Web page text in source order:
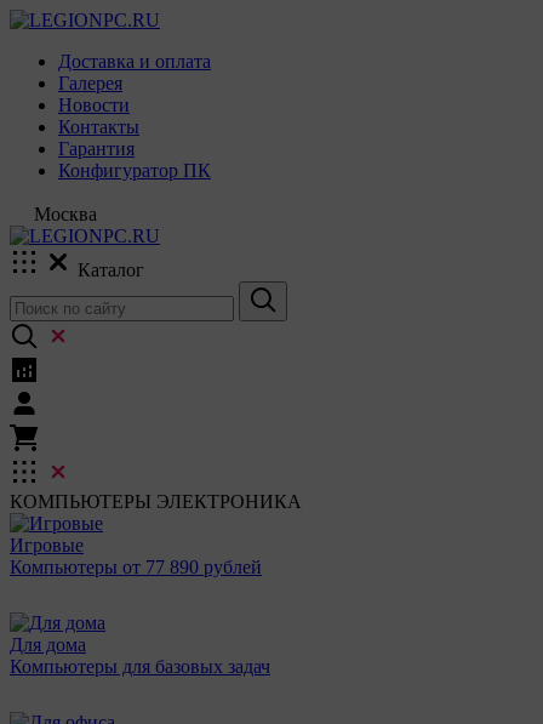
Доставка и оплата
Галерея
Новости
Контакты
Гарантия
Конфигуратор ПК
Москва
Каталог
КОМПЬЮТЕРЫ ЭЛЕКТРОНИКА
Игровые
Компьютеры от 77 890 рублей
Для дома
Компьютеры для базовых задач